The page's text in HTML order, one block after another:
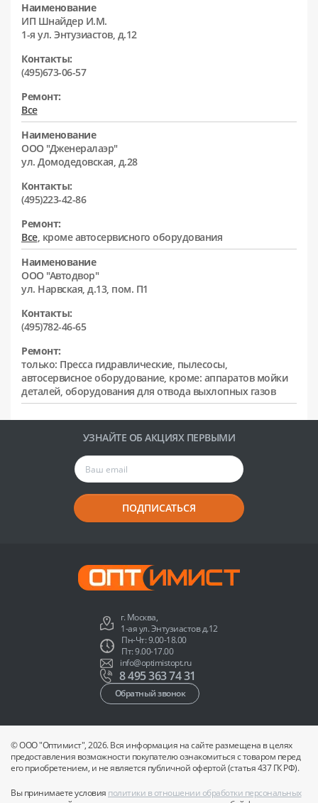
Наименование
ИП Шнайдер И.М.
1-я ул. Энтузиастов, д.12
Контакты:
(495)673-06-57
Ремонт:
Все
Наименование
ООО "Дженералаэр"
ул. Домодедовская, д.28
Контакты:
(495)223-42-86
Ремонт:
Все, кроме автосервисного оборудования
Наименование
ООО "Автодвор"
ул. Нарвская, д.13, пом. П1
Контакты:
(495)782-46-65
Ремонт:
только: Пресса гидравлические, пылесосы,
автосервисное оборудование, кроме: аппаратов мойки
деталей, оборудования для отвода выхлопных газов
УЗНАЙТЕ ОБ АКЦИЯХ ПЕРВЫМИ
ПОДПИСАТЬСЯ
г. Москва,
1-ая ул. Энтузиастов д.12
Пн-Чт: 9.00-18.00
Пт: 9.00-17.00
info@optimistopt.ru
8 495 363 74 31
Обратный звонок
© ООО "Оптимист", 2026. Вся информация на сайте размещена в целях
предоставления возможности покупателю ознакомиться с товаром перед
его приобретением, и не является публичной офертой (статья 437 ГК РФ).
Вы принимаете условия политики в отношении обработки персональных